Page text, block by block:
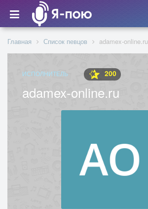
Главная Список певцов adamex-online.ru
ИСПОЛНИТЕЛЬ 200
adamex-online.ru